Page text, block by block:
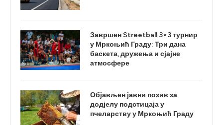
Завршен Streetball 3×3 турнир
у Мркоњић Граду: Три дана
баскета, дружења и сјајне
атмосфере
Објављен јавни позив за
додјелу подстицаја у
пчеларству у Мркоњић Граду